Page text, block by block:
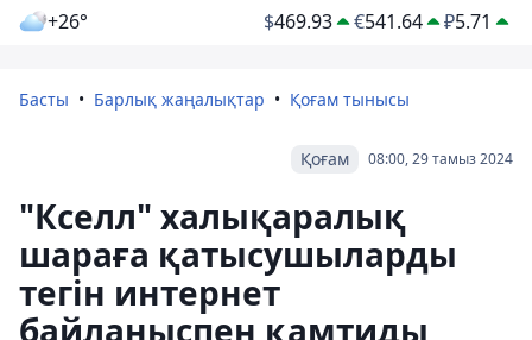
+26° $469.93 €541.64 ₽5.71
Басты Барлық жаңалықтар Қоғам тынысы
08:00, 29 тамыз 2024
Қоғам
"Кселл" халықаралық
шараға қатысушыларды
тегін интернет
байланыспен қамтиды